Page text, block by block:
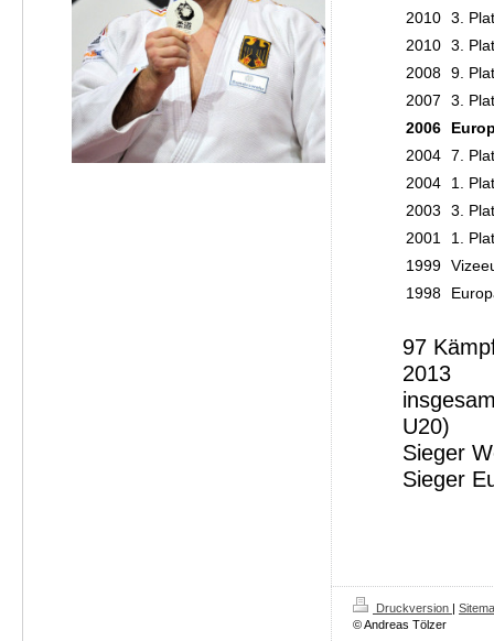
2010 3.
2010 3.
2008 9.
2007
3.
2006
2004 7.
2004
1.
2003
3.
2001
1.
1999
1998
97
2013
U20)
Sieger
Sieger
Druckversion |
© Andreas Tölzer